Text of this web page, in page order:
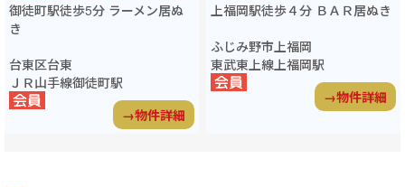
御徒町駅徒歩5分 ラーメン居ぬ
き
台東区台東
ＪＲ山手線御徒町駅
→物件詳細
上福岡駅徒歩４分 ＢＡＲ居ぬき
ふじみ野市上福岡
東武東上線上福岡駅
→物件詳細